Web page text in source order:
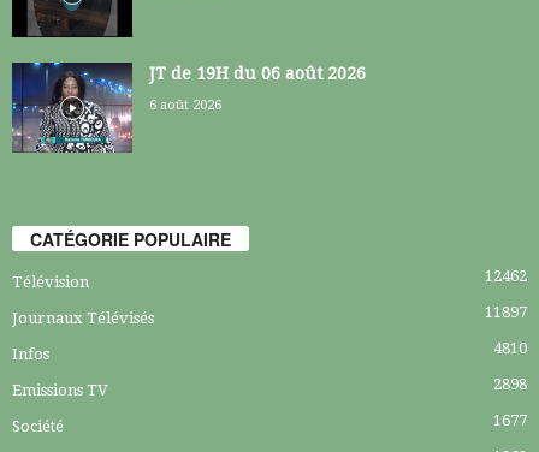
JT de 19H du 06 août 2026
6 août 2026
CATÉGORIE POPULAIRE
Télévision 12462
Journaux Télévisés 11897
Infos 4810
Emissions TV 2898
Société
1677